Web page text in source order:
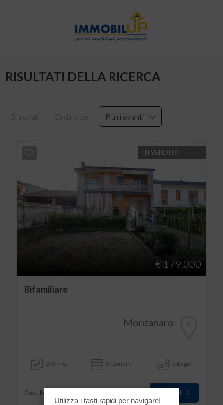
RISULTATI DELLA RICERCA
3 trovati! Ordina per: Più rilevanti
IN VENDITA
€ 179.000
Bifamiliare
Montanaro
205 mq 3 Camere 2 Bagni
Cod. MNT-456 Dettagli
Utilizza i tasti rapidi per navigare!